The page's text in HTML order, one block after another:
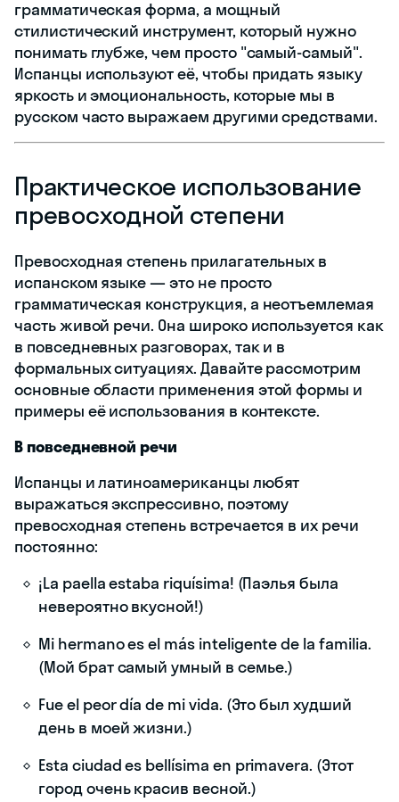
грамматическая форма, а мощный
стилистический инструмент, который нужно
понимать глубже, чем просто "самый-самый".
Испанцы используют её, чтобы придать языку
яркость и эмоциональность, которые мы в
русском часто выражаем другими средствами.
Практическое использование
превосходной степени
Превосходная степень прилагательных в
испанском языке — это не просто
грамматическая конструкция, а неотъемлемая
часть живой речи. Она широко используется как
в повседневных разговорах, так и в
формальных ситуациях. Давайте рассмотрим
основные области применения этой формы и
примеры её использования в контексте.
В повседневной речи
Испанцы и латиноамериканцы любят
выражаться экспрессивно, поэтому
превосходная степень встречается в их речи
постоянно:
¡La paella estaba riquísima! (Паэлья была
невероятно вкусной!)
Mi hermano es el más inteligente de la familia.
(Мой брат самый умный в семье.)
Fue el peor día de mi vida. (Это был худший
день в моей жизни.)
Esta ciudad es bellísima en primavera. (Этот
город очень красив весной.)